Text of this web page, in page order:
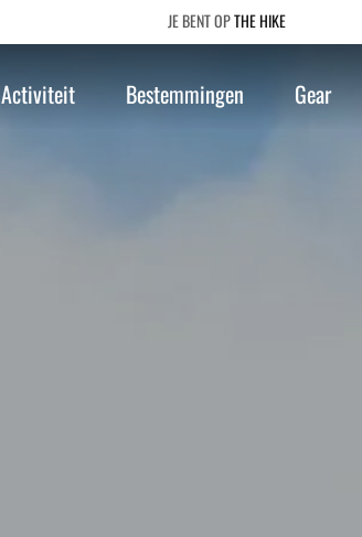
THE HIKE
Activiteit Bestemmingen Gear